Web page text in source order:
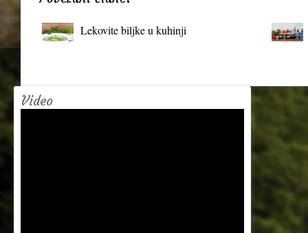
Lekovite biljke u kuhinji
Video